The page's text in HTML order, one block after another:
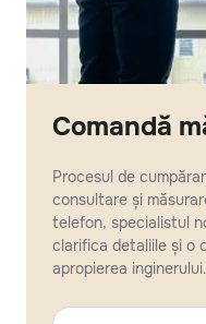
Comandă
Procesul de
consultare și
telefon, specialistul
clarifica detaliile și o
apropierea inginerului.